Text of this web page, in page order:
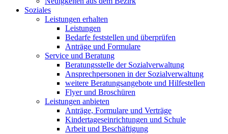
Soziales
Leistungen erhalten
Leistungen
Bedarfe feststellen und überprüfen
Anträge und Formulare
Service und Beratung
Beratungsstelle der Sozialverwaltung
Ansprechpersonen in der Sozialverwaltung
weitere Beratungsangebote und Hilfestellen
Flyer und Broschüren
Leistungen anbieten
Anträge, Formulare und Verträge
Kindertageseinrichtungen und Schule
Arbeit und Beschäftigung